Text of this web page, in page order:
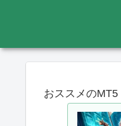
おススメの